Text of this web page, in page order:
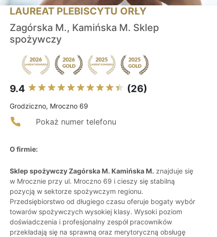
LAUREAT PLEBISCYTU ORŁY
Zagórska M., Kamińska M. Sklep
spożywczy
9.4 (26)
Grodziczno, Mroczno 69
Pokaż numer telefonu
O firmie:
Sklep spożywczy Zagórska M. Kamińska M. znajduje się
w Mrocznie przy ul. Mroczno 69 i cieszy się stabilną
pozycją w sektorze spożywczym regionu.
Przedsiębiorstwo od długiego czasu oferuje bogaty wybór
towarów spożywczych wysokiej klasy. Wysoki poziom
doświadczenia i profesjonalny zespół pracowników
przekładają się na sprawną oraz merytoryczną obsługę